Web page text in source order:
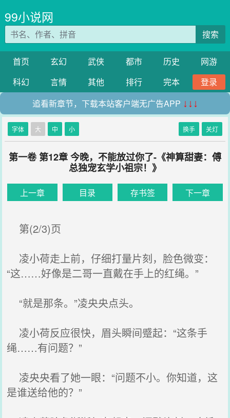
99小说网
搜索
首页 玄幻 武侠 都市 历史
网游
科幻
言情 其他 排行 完本
登录
追看新章节，下载本站客户端无广告APP ↓↓↓
字体 大 中 小 换手 关灯
第一卷 第12章 今晚，不能放过你了-《神算甜妻：傅
总独宠玄学小祖宗！》
上一章 目录 存书签 下一章
第(2/3)页
凌小荷走上前，仔细打量片刻，脸色微变：
“这……好像是二哥一直戴在手上的红绳。”
“就是那条。”凌央央点头。
凌小荷反应很快，眉头瞬间蹙起：“这条手
绳……有问题？”
凌央央看了她一眼：“问题不小。你知道，这
是谁送给他的？”